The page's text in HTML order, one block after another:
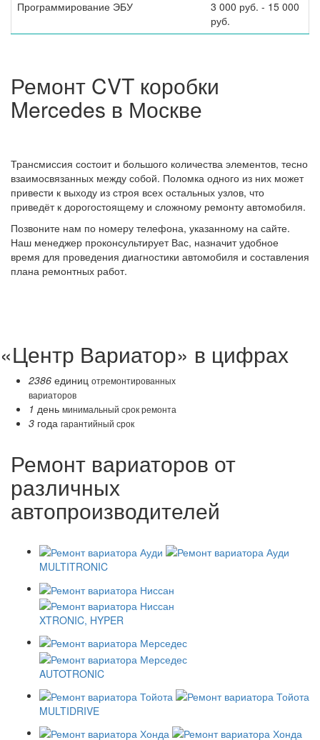
Программирование ЭБУ
3 000 руб. - 15 000
руб.
Ремонт CVT коробки
Mercedes в Москве
Трансмиссия состоит и большого количества элементов, тесно
взаимосвязанных между собой. Поломка одного из них может
привести к выходу из строя всех остальных узлов, что
приведёт к дорогостоящему и сложному ремонту автомобиля.
Позвоните нам по номеру телефона, указанному на сайте.
Наш менеджер проконсультирует Вас, назначит удобное
время для проведения диагностики автомобиля и составления
плана ремонтных работ.
«Центр Вариатор» в цифрах
2386 единиц отремонтированных
вариаторов
1 день минимальный срок ремонта
3 года гарантийный срок
Ремонт вариаторов от
различных
автопроизводителей
MULTITRONIC
XTRONIC, HYPER
AUTOTRONIC
MULTIDRIVE